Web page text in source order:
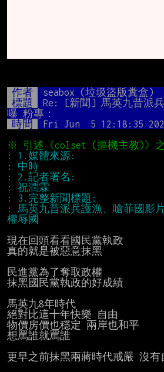
作者 seabox (垃圾盜版糞盒)
標題
Re: [新聞] 馬英九昔派
曝 粉專：
時間
Fri Jun  5 12:18:35
: 馬英九昔派兵護漁、嗆菲國影
現在回頭看看國民黨執政
真的就是被惡意抹黑
民進黨為了奪取政權
抹黑國民黨執政的好成績
馬英九8年時代
絕對比這十年快樂 自由
物價房價也穩定 兩岸也和平
想罵誰就罵誰
更早之前抹黑兩蔣時代戒嚴 沒有